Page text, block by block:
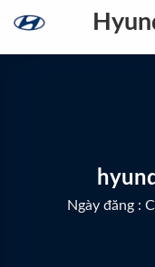
content
Ngày đăng :